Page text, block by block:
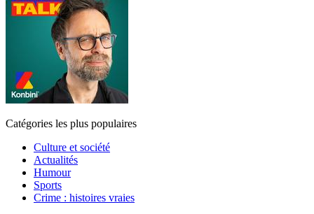
Catégories les plus populaires
Culture et société
Actualités
Humour
Sports
Crime : histoires vraies